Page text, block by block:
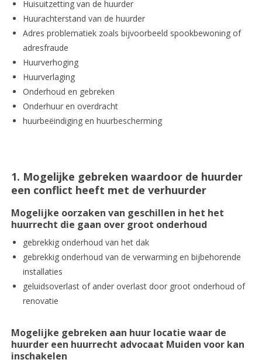
Huisuitzetting van de huurder
Huurachterstand van de huurder
Adres problematiek zoals bijvoorbeeld spookbewoning of
adresfraude
Huurverhoging
Huurverlaging
Onderhoud en gebreken
Onderhuur en overdracht
huurbeëindiging en huurbescherming
1. Mogelijke gebreken waardoor de huurder
een conflict heeft met de verhuurder
Mogelijke oorzaken van geschillen in het het
huurrecht die gaan over groot onderhoud
gebrekkig onderhoud van het dak
gebrekkig onderhoud van de verwarming en bijbehorende
installaties
geluidsoverlast of ander overlast door groot onderhoud of
renovatie
Mogelijke gebreken aan huur locatie waar de
huurder een huurrecht advocaat Muiden voor kan
inschakelen